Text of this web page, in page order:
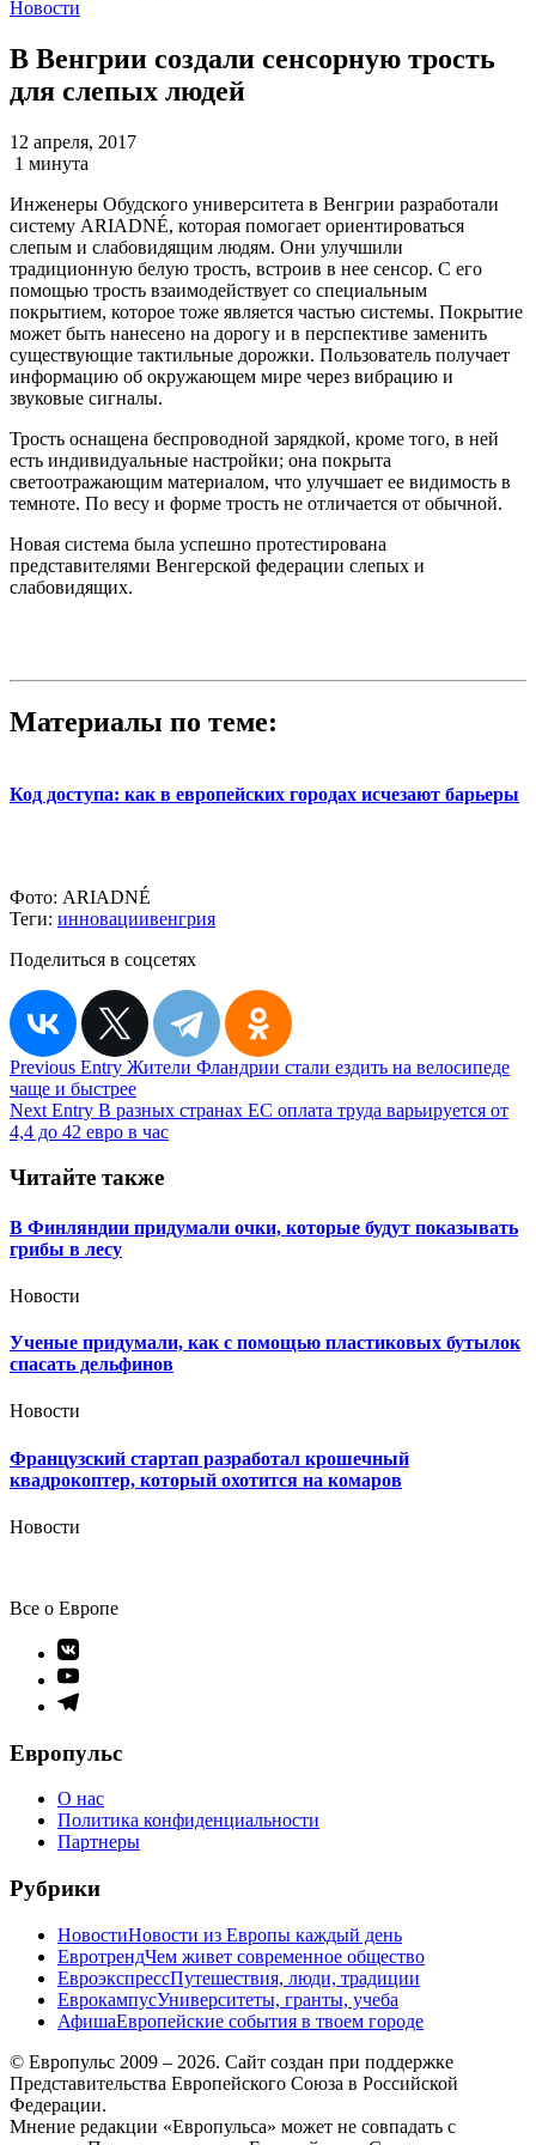
Новости
В Венгрии создали сенсорную трость
для слепых людей
12 апреля, 2017
1 минута
Инженеры Обудского университета в Венгрии разработали
систему ARIADNÉ, которая помогает ориентироваться
слепым и слабовидящим людям. Они улучшили
традиционную белую трость, встроив в нее сенсор. С его
помощью трость взаимодействует со специальным
покрытием, которое тоже является частью системы. Покрытие
может быть нанесено на дорогу и в перспективе заменить
существующие тактильные дорожки. Пользователь получает
информацию об окружающем мире через вибрацию и
звуковые сигналы.
Трость оснащена беспроводной зарядкой, кроме того, в ней
есть индивидуальные настройки; она покрыта
светоотражающим материалом, что улучшает ее видимость в
темноте. По весу и форме трость не отличается от обычной.
Новая система была успешно протестирована
представителями Венгерской федерации слепых и
слабовидящих.
Материалы по теме:
Код доступа: как в европейских городах исчезают барьеры
Фото: ARIADNÉ
Теги: инновациивенгрия
Поделиться в соцсетях
Навигация
по
записям
Previous Entry Жители Фландрии стали ездить на велосипеде
чаще и быстрее
Next Entry В разных странах ЕС оплата труда варьируется от
4,4 до 42 евро в час
Читайте также
В Финляндии придумали очки, которые будут показывать
грибы в лесу
Новости
Ученые придумали, как с помощью пластиковых бутылок
спасать дельфинов
Новости
Французский стартап разработал крошечный
квадрокоптер, который охотится на комаров
Новости
Все о Европе
Элемент
меню
Элемент
меню
Элемент
Европульс
О нас
Политика конфиденциальности
Партнеры
Рубрики
НовостиНовости из Европы каждый день
ЕвротрендЧем живет современное общество
ЕвроэкспрессПутешествия, люди, традиции
ЕврокампусУниверситеты, гранты, учеба
АфишаЕвропейские события в твоем городе
© Европульс 2009 – 2026. Сайт создан при поддержке
Представительства Европейского Союза в Российской
Федерации.
Мнение редакции «Европульса» может не совпадать с